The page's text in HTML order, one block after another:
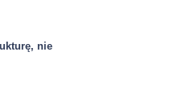
nie